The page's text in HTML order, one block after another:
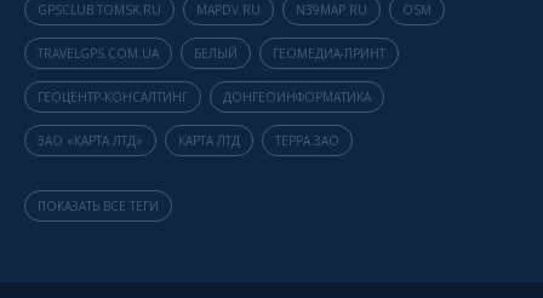
GPSCLUB.TOMSK.RU MAPDV.RU N39MAP.RU OSM
TRAVELGPS.COM.UA БЕЛЫЙ ГЕОМЕДИА-ПРИНТ
ГЕОЦЕНТР-КОНСАЛТИНГ ДОНГЕОИНФОРМАТИКА
ЗАО «КАРТА ЛТД» КАРТА ЛТД ТЕРРА ЗАО
ПОКАЗАТЬ ВСЕ ТЕГИ